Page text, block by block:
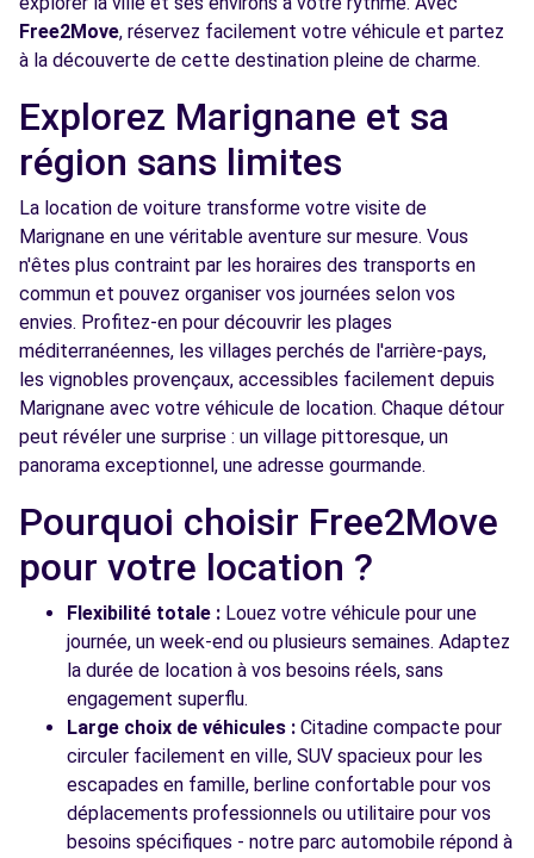
Free2Move Rent - AFAG INNOVATION - LES
PENNES-MIRABEAU (C)
6.4
km
AVENUE JEAN MONNET
LES PENNES-MIRABEAU, 13170
Voir l'agence
Free2Move Rent - CHATEAUNEUF
AUTOMOBILES - CHATEAUNEUF-LES-
MARTIGUES (C)
6.7
ROUTE NATIONALE 568 - ZI LA VALAMPE
CHATEAUNEUF-LES-MARTIGUES, 13220
Voir l'agence
CHATEAUNEUF LES MARTIGUES (P)
km
LE JAI - RN 568
CHATEAUNEUF LES MARTIGUES, 13220
Voir l'agence
Voir toutes les agences
Free2Move, réservez facilement votre véhicule et partez
à la découverte de cette destination pleine de charme.
Explorez Marignane et sa
région sans limites
La location de voiture transforme votre visite de
Marignane en une véritable aventure sur mesure. Vous
n'êtes plus contraint par les horaires des transports en
commun et pouvez organiser vos journées selon vos
envies. Profitez-en pour découvrir les plages
méditerranéennes, les villages perchés de l'arrière-pays,
les vignobles provençaux, accessibles facilement depuis
Marignane avec votre véhicule de location. Chaque détour
peut révéler une surprise : un village pittoresque, un
panorama exceptionnel, une adresse gourmande.
Pourquoi choisir Free2Move
pour votre location ?
Flexibilité totale : Louez votre véhicule pour une
journée, un week-end ou plusieurs semaines. Adaptez
la durée de location à vos besoins réels, sans
engagement superflu.
Large choix de véhicules : Citadine compacte pour
circuler facilement en ville, SUV spacieux pour les
escapades en famille, berline confortable pour vos
déplacements professionnels ou utilitaire pour vos
besoins spécifiques - notre parc automobile répond à